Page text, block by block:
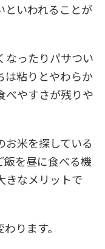
といわれることが
なったりパサつい
は粘りとやわらか
べやすさが残りや
お米を探している
飯を昼に食べる機
きなメリットで
ります。